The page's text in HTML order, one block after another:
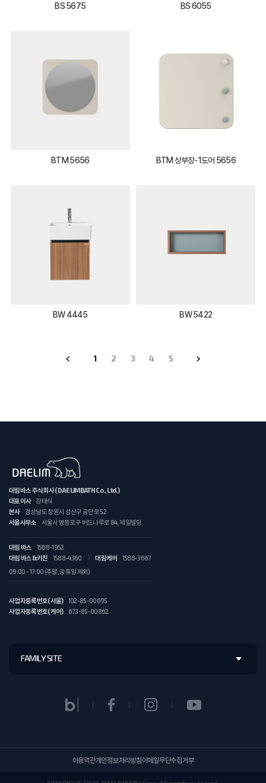
BS 5675 BS 6055
BTM 5656 BTM 상부장-1도어 5656
BW 4445 BW 5422
1 2 3 4 5
대림바스 주식회사 (DAELIMBATH Co., Ltd.)
대표이사
강태식
본사
경상남도 창원시 성산구 공단로 52
서울사무소
서울시 영등포구 버드나루로 84, 제일빌딩
대림 바스
1588-1952
대림 바스&키친
1588-4360 대림케어
1588-3667
09:00 - 17:00 (주말, 공휴일 제외)
사업자등록번호(서울)
102-85-00695
사업자등록번호(케어)
673-85-00862
FAMILY SITE
이용약관개인정보처리방침이메일무단수집거부